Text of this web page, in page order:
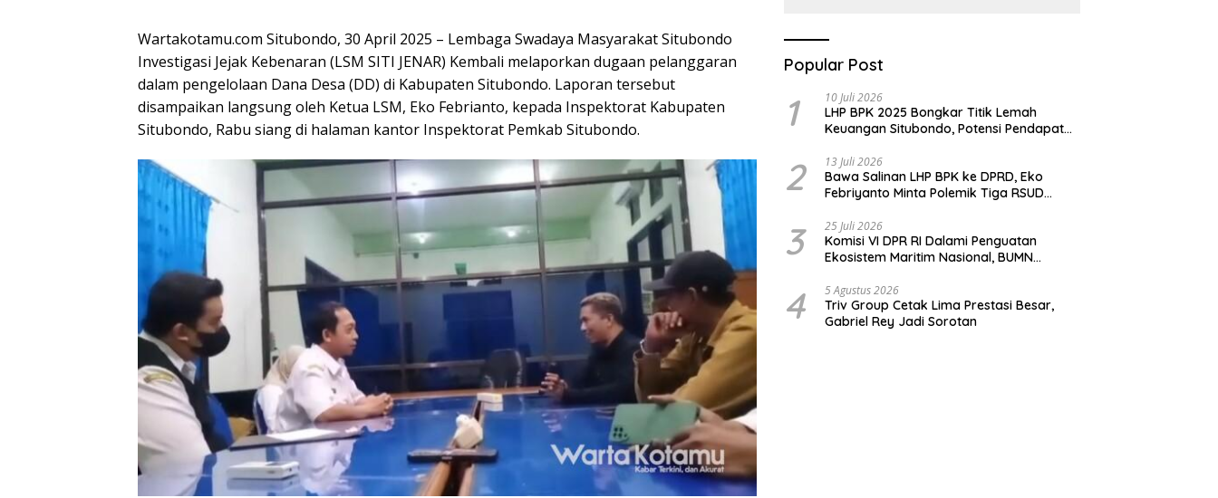
Wartakotamu.com Situbondo, 30 April 2025 – Lembaga Swadaya Masyarakat Situbondo
Investigasi Jejak Kebenaran (LSM SITI JENAR) Kembali melaporkan dugaan pelanggaran
dalam pengelolaan Dana Desa (DD) di Kabupaten Situbondo. Laporan tersebut
disampaikan langsung oleh Ketua LSM, Eko Febrianto, kepada Inspektorat Kabupaten
Situbondo, Rabu siang di halaman kantor Inspektorat Pemkab Situbondo.
Popular Post
1 10 Juli 2026
LHP BPK 2025 Bongkar Titik Lemah
Keuangan Situbondo, Potensi Pendapatan
2 13 Juli 2026
Bawa Salinan LHP BPK ke DPRD, Eko
Febriyanto Minta Polemik Tiga RSUD
Opini
3 25 Juli 2026
Komisi VI DPR RI Dalami Penguatan
Ekosistem Maritim Nasional, BUMN
Surabaya
4 5 Agustus 2026
Triv Group Cetak Lima Prestasi Besar,
Gabriel Rey Jadi Sorotan